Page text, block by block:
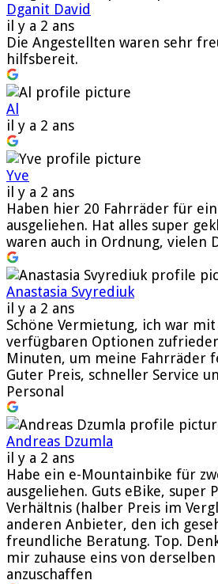
Dganit David
il y a 2 ans
Die Angestellten waren sehr
hilfsbereit.
Al
il y a 2 ans
Yve
il y a 2 ans
Haben hier 20 Fahrräder für
ausgeliehen. Hat alles super
waren auch in Ordnung, vielen
Anastasia Svyrediuk
il y a 2 ans
Schöne Vermietung, ich war
verfügbaren Optionen
Minuten, um meine Fahrräder
Guter Preis, schneller Service
Personal
Andreas Dzumla
il y a 2 ans
Habe ein e-Mountainbike für
ausgeliehen. Guts eBike, super
Verhältnis (halber Preis im
anderen Anbieter, den ich
freundliche Beratung. Top.
mir zuhause eins von
anzuschaffen